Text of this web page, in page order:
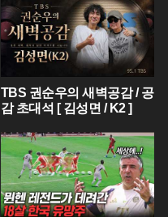
TBS 권순우의 새벽공감 / 공
감 초대석 [ 김성면 / K2 ]